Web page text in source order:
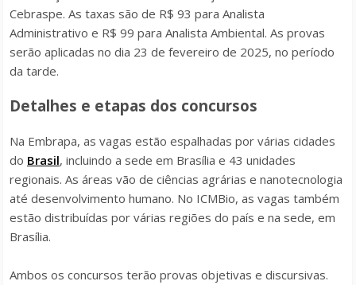
Cebraspe. As taxas são de R$ 93 para Analista
Administrativo e R$ 99 para Analista Ambiental. As provas
serão aplicadas no dia 23 de fevereiro de 2025, no período
da tarde.
Detalhes e etapas dos concursos
Na Embrapa, as vagas estão espalhadas por várias cidades
do Brasil, incluindo a sede em Brasília e 43 unidades
regionais. As áreas vão de ciências agrárias e nanotecnologia
até desenvolvimento humano. No ICMBio, as vagas também
estão distribuídas por várias regiões do país e na sede, em
Brasília.
Ambos os concursos terão provas objetivas e discursivas.